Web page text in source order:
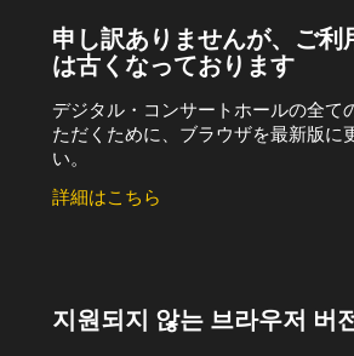
申し訳ありませんが、ご利
は古くなっております
デジタル・コンサートホールの全て
ただくために、ブラウザを最新版に
い。
詳細はこちら
지원되지 않는 브라우저 버